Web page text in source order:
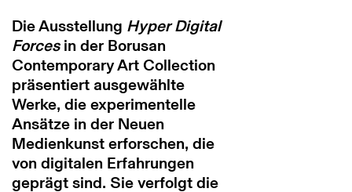
Die Ausstellung Hyper Digital
Forcesin der Borusan
Contemporary Art Collection
präsentiert ausgewählte
Werke, die experimentelle
Ansätze in der Neuen
Medienkunst erforschen, die
von digitalen Erfahrungen
geprägt sind. Sie verfolgt die